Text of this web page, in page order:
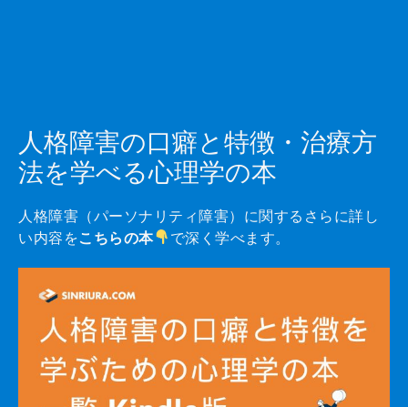
人格障害の口癖と特徴・治療方
法を学べる心理学の本
人格障害（パーソナリティ障害）に関するさらに詳し
い内容をこちらの本 で深く学べます。